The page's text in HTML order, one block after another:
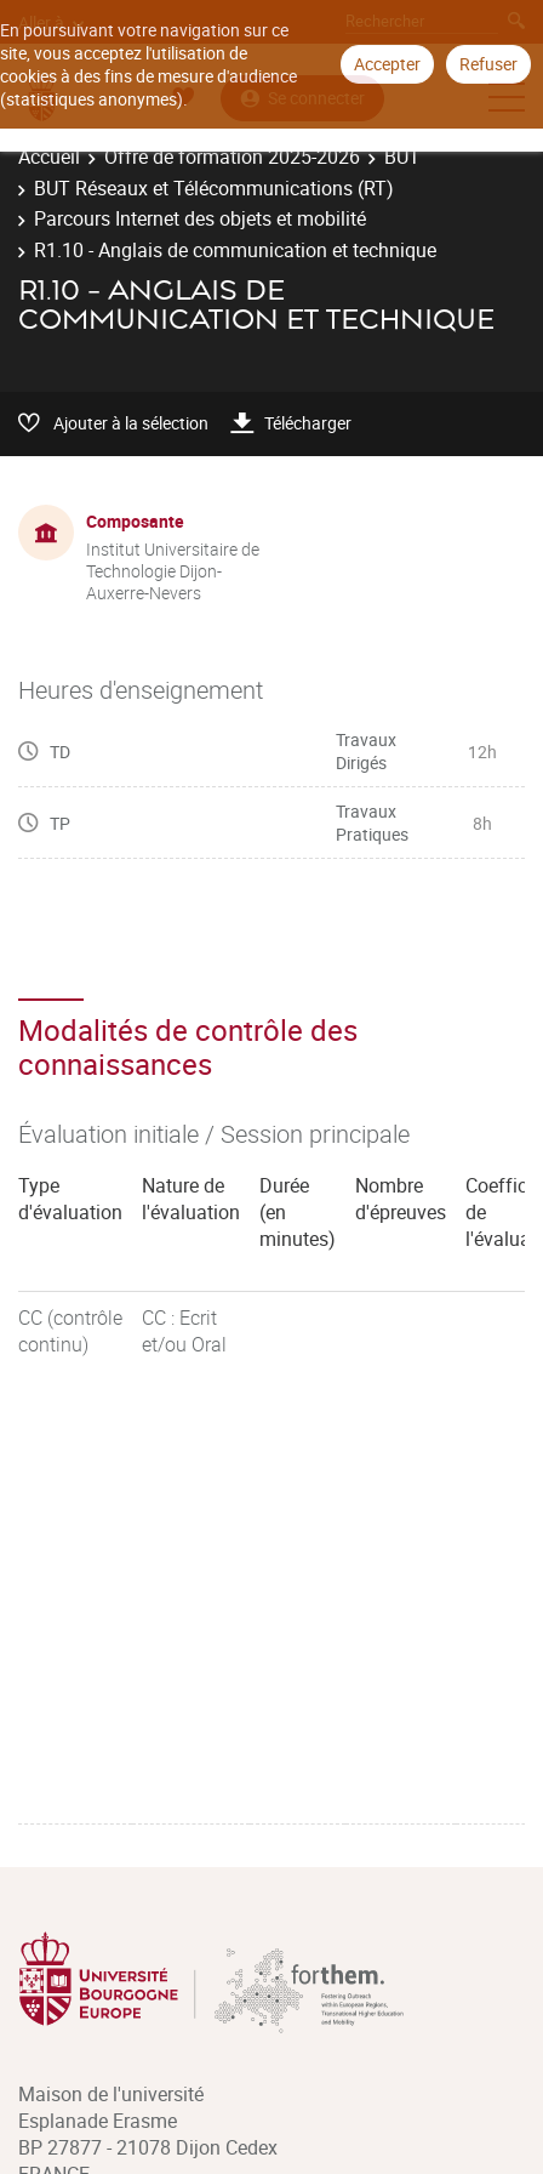
En poursuivant votre navigation sur ce
site, vous acceptez l'utilisation de
cookies à des fins de mesure d'audience
(statistiques anonymes).
Accepter Refuser
Aller à
Se connecter
Accueil Offre de formation 2025-2026
BUT
BUT Réseaux et Télécommunications (RT)
Parcours Internet des objets et mobilité
R1.10 - Anglais de communication et technique
R1.10 - ANGLAIS DE
COMMUNICATION ET TECHNIQUE
Ajouter à la sélection Télécharger
Composante
Institut Universitaire de
Technologie Dijon-
Auxerre-Nevers
Heures d'enseignement
TD
Travaux
Dirigés
12h
TP
Travaux
Pratiques
8h
Modalités de contrôle des
connaissances
Évaluation initiale / Session principale
Type
d'évaluation
Nature de
l'évaluation
Durée
(en
minutes)
Nombre
d'épreuves
de
CC (contrôle
continu)
CC : Ecrit
et/ou Oral
Maison de l'université
Esplanade Erasme
BP 27877 - 21078 Dijon Cedex